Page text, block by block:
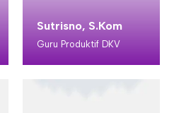
Sutrisno, S.Kom
Guru Produktif DKV